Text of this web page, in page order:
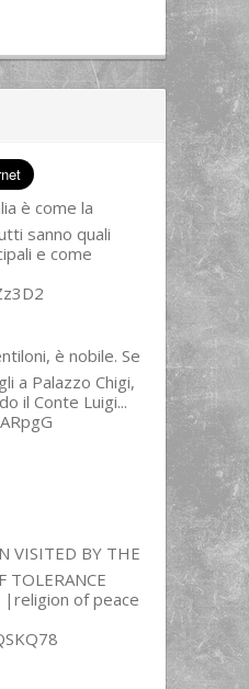
è come la
sanno quali
e come
è nobile. Se
a Palazzo Chigi,
il Conte Luigi...
VISITED BY THE
TOLERANCE
|religion of peace